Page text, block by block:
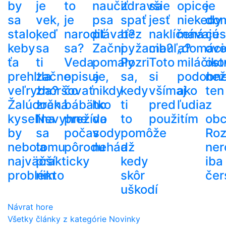
by
sa
stalo,
keby
ťa
prehltla
veľryba?
Žalúdočná
kyselina
by
nebola
najväčší
problém
je
vek,
keď
sa
ti
začne
zhoršovať
zrak.
Nevyhne
sa
tomu
prakticky
nikto
to
je
narodiť
sa?
Veda
opisuje,
čo
bábätko
prežíva
počas
pôrodu
naučiť
psa
plávať?
Začni
pomaly
a
nikdy
ho
do
vody
nehádž
zdravšie
spať
bez
pyžama?
Pozri
sa,
kedy
ti
to
pomôže
a
kedy
skôr
uškodí
sa
jesť
naklíčená
cibuľa?
Toto
si
všímaj
pred
použitím
opice
niekedy
mávajú
ako
ľudia
je
než
ten
z
iba
Návrat hore
Všetky články z kategórie Novinky